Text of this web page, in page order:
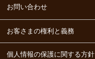
お問い合わせ
お客さまの権利と義務
個人情報の保護に関する方針